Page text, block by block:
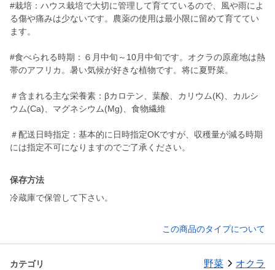
#栽培：ハウス栽培で大切に管理して育てているので、風や雨によ
る傷や痛みは少ないです。農薬の使用は最小限に留めて育ててい
ます。
#食べられる時期：６月中旬～10月中旬です。オクラの原産地は熱
帯のアフリカ。暑い気候が好きな植物です。将に夏野菜。
＃含まれる主な栄養素：βカロテン、葉酸、カリウム(K)、カルシ
ウム(Ca)、マグネシウム(Mg)、食物繊維
＃配送日時指定：基本的に日時指定OKですが、収穫量が減る時期
保存方法
冷蔵庫で保管して下さい。
この商品のタイプについて
カテゴリ 野菜 オクラ